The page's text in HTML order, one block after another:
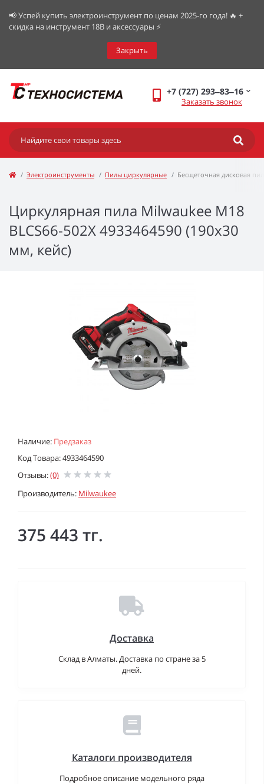
📢 Успей купить электроинструмент по ценам 2025-го года! 🔥 +
скидка на инструмент 18В и аксессуары ⚡️
Закрыть
+7 (727) 293‒83‒16
Заказать звонок
Электроинструменты Пилы циркулярные Бесщеточная дисковая
Циркулярная пила Milwaukee M18
BLCS66-502X 4933464590 (190x30
мм, кейс)
Наличие: Предзаказ
Код Товара: 4933464590
Отзывы:(0)
Производитель: Milwaukee
375 443 тг.
Доставка
Склад в Алматы. Доставка по стране за 5
дней.
Каталоги производителя
Подробное описание модельного ряда